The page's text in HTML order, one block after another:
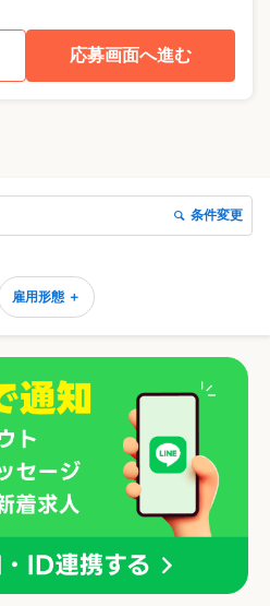
応募画面へ進む
条件変更
雇用形態 ＋